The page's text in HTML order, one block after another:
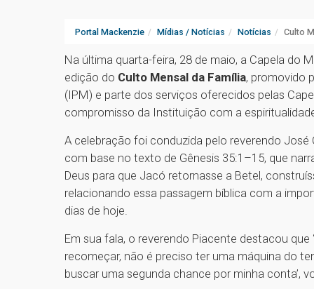
Portal Mackenzie Mídias / Notícias Notícias Culto
Na última quarta-feira, 28 de maio, a Capela do
edição do Culto Mensal da Família, promovido
(IPM) e parte dos serviços oferecidos pelas
compromisso da Instituição com a
A celebração foi conduzida pelo reverendo
com base no texto de Gênesis 35:1–15, que
Deus para que Jacó retornasse a Betel,
relacionando essa passagem bíblica com a
dias de hoje.
Em sua fala, o reverendo Piacente destacou
recomeçar, não é preciso ter uma máquina do
buscar uma segunda chance por minha conta’,